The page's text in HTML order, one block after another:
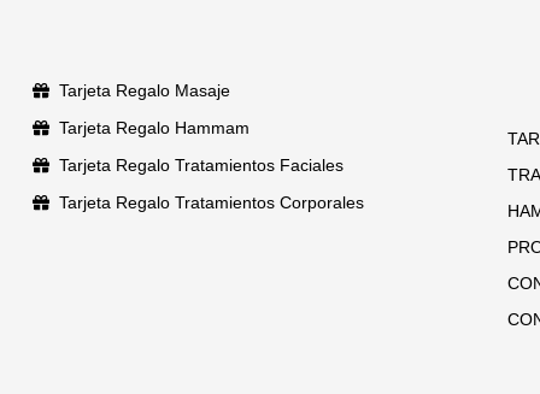
Tarjeta Regalo Masaje
Tarjeta Regalo Hammam
Tarjeta Regalo Tratamientos Faciales
Tarjeta Regalo Tratamientos Corporales